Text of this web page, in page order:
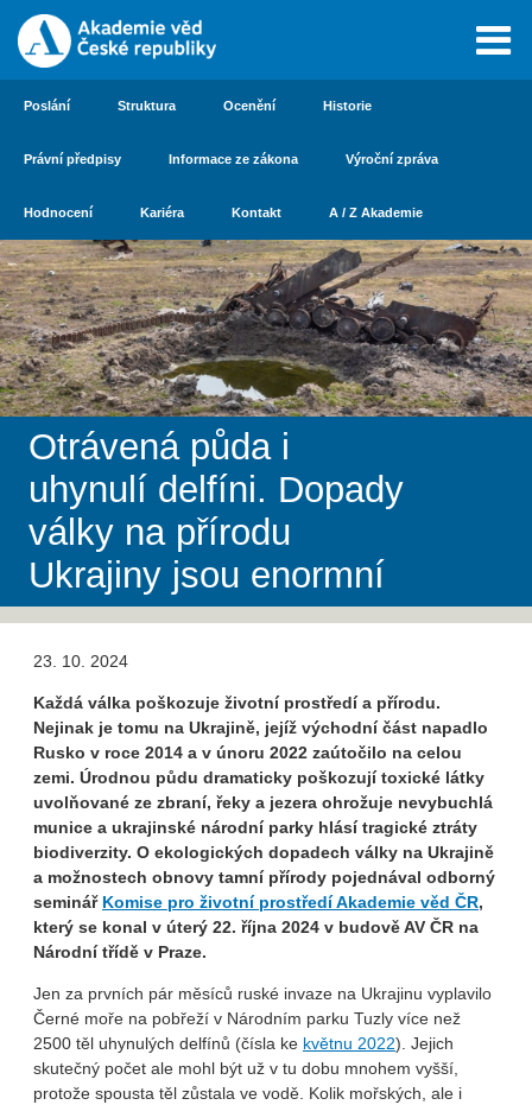
Poslání Struktura Ocenění Historie
Právní předpisy Informace ze zákona Výroční zpráva
Hodnocení Kariéra Kontakt A / Z Akademie
Otrávená půda i
uhynulí delfíni. Dopady
války na přírodu
Ukrajiny jsou enormní
23. 10. 2024
Každá válka poškozuje životní prostředí a přírodu.
Nejinak je tomu na Ukrajině, jejíž východní část napadlo
Rusko v roce 2014 a v únoru 2022 zaútočilo na celou
zemi. Úrodnou půdu dramaticky poškozují toxické látky
uvolňované ze zbraní, řeky a jezera ohrožuje nevybuchlá
munice a ukrajinské národní parky hlásí tragické ztráty
biodiverzity. O ekologických dopadech války na Ukrajině
a možnostech obnovy tamní přírody pojednával odborný
seminář Komise pro životní prostředí Akademie věd ČR,
který se konal v úterý 22. října 2024 v budově AV ČR na
Národní třídě v Praze.
Jen za prvních pár měsíců ruské invaze na Ukrajinu vyplavilo
Černé moře na pobřeží v Národním parku Tuzly více než
2500 těl uhynulých delfínů (čísla ke květnu 2022). Jejich
skutečný počet ale mohl být už v tu dobu mnohem vyšší,
protože spousta těl zůstala ve vodě. Kolik mořských, ale i